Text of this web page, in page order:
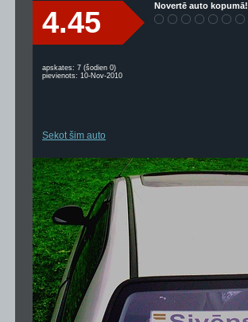
4.45 Novertē auto kopumā!
apskates: 7 (šodien 0)
pievienots: 10-Nov-2010
Sekot šim auto